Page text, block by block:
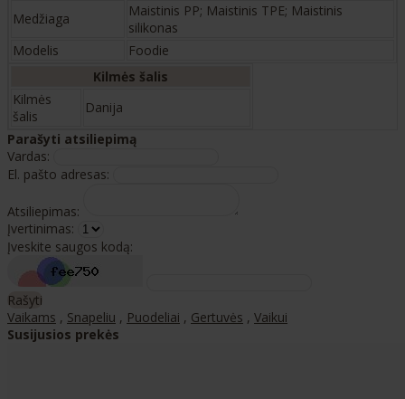
Medžiaga
Maistinis PP; Maistinis TPE; Maistinis
silikonas
Modelis
Foodie
Kilmės šalis
Kilmės
šalis
Danija
Parašyti atsiliepimą
Vardas:
El. pašto adresas:
Atsiliepimas:
Įvertinimas:
Įveskite saugos kodą:
Rašyti
Vaikams , Snapeliu , Puodeliai , Gertuvės , Vaikui
Susijusios prekės